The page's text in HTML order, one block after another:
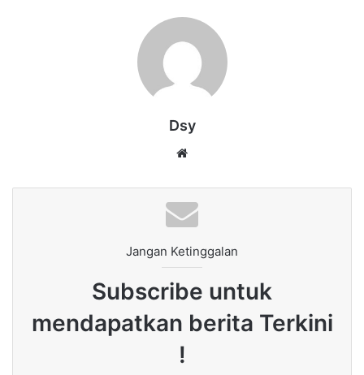
Dsy
Jangan Ketinggalan
Subscribe untuk
mendapatkan berita Terkini
!